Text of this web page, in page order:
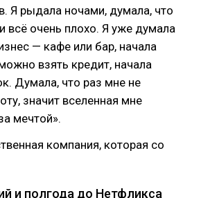
Я рыдала ночами, думала, что
всё очень плохо. Я уже думала
— кафе или бар, начала
взять кредит, начала
Думала, что раз мне не
значит вселенная мне
мечтой».
компания, которая со
и полгода до Нетфликса